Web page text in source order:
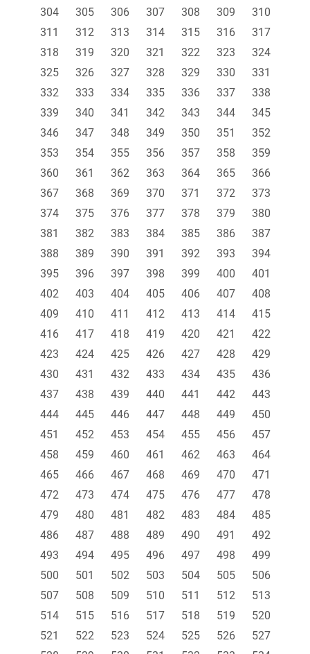
304
305 306 307 308 309
310
311
312 313 314 315 316
317
318
319 320 321 322 323
324
325
326 327 328 329 330
331
332
333 334 335 336 337
338
339
340 341 342 343 344
345
346
347 348 349 350 351
352
353
354 355 356 357 358
359
360
361 362 363 364 365
366
367
368 369 370 371 372
373
374
375 376 377 378 379
380
381
382 383 384 385 386
387
388
389 390 391 392 393
394
395
396 397 398 399 400
401
402
403 404 405 406 407
408
409
410 411 412 413 414
415
416
417 418 419 420 421
422
423
424 425 426 427 428
429
430
431 432 433 434 435
436
437
438 439 440 441 442
443
444
445 446 447 448 449
450
451
452 453 454 455 456
457
458
459 460 461 462 463
464
465
466 467 468 469 470
471
472
473 474 475 476 477
478
479
480 481 482 483 484
485
486
487 488 489 490 491
492
493
494 495 496 497 498
499
500
501 502 503 504 505
506
507
508 509 510 511 512
513
514
515 516 517 518 519
520
521
522 523 524 525 526
527